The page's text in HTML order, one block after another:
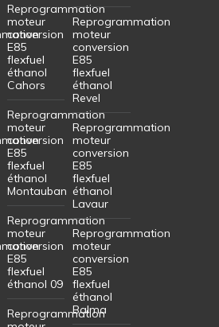
Reprogrammation
moteur
conversion
E85
flexfuel
éthanol
Cahors
Reprogrammation
moteur
conversion
E85
flexfuel
éthanol
Montauban
Reprogrammation
moteur
conversion
E85
flexfuel
éthanol 09
Reprogrammation
Reprogrammation
moteur
conversion
E85
flexfuel
éthanol
Revel
Reprogrammation
moteur
conversion
E85
flexfuel
éthanol
Lavaur
Reprogrammation
moteur
conversion
E85
flexfuel
éthanol
Balma